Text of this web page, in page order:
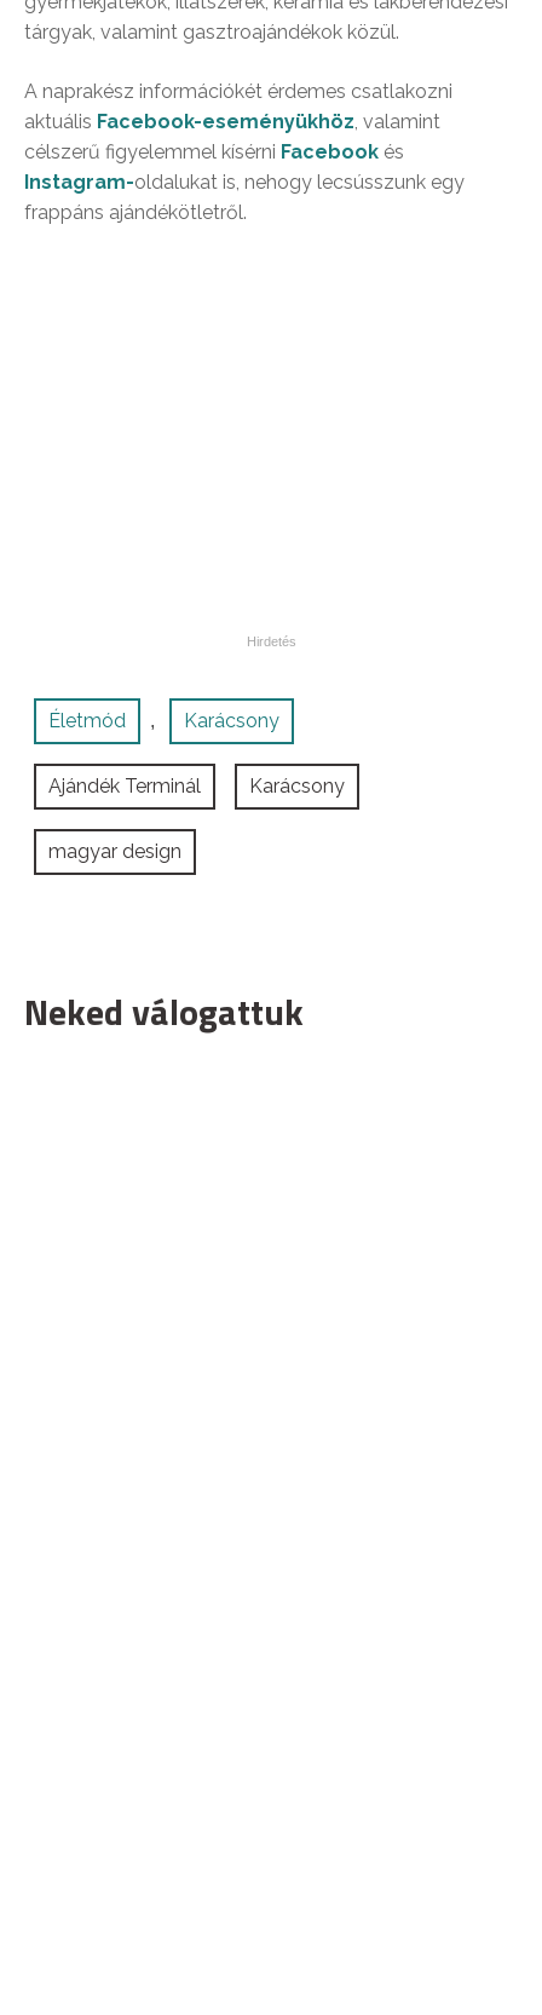
tárgyak, valamint gasztroajándékok közül.
A naprakész információkét érdemes csatlakozni
aktuális Facebook-eseményükhöz, valamint
célszerű figyelemmel kísérni Facebook és
Instagram-oldalukat is, nehogy lecsússzunk egy
frappáns ajándékötletről.
Életmód , Karácsony
Ajándék Terminál Karácsony
magyar design
Neked válogattuk